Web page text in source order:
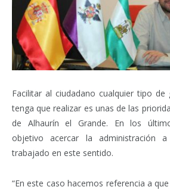
Facilitar al ciudadano cualquier tipo de
tenga que realizar es unas de las
de Alhaurín el Grande. En los
objetivo acercar la administración
trabajado en este sentido.
“En este caso hacemos referencia a